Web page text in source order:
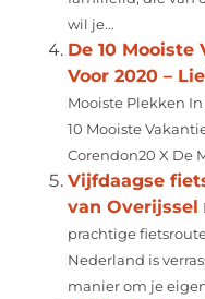
wil je...
De 10
Voor 2020 –
Mooiste Plekken
10 Mooiste
Corendon20 X De
Vijfdaagse
van Overijssel
prachtige
Nederland is
manier om je